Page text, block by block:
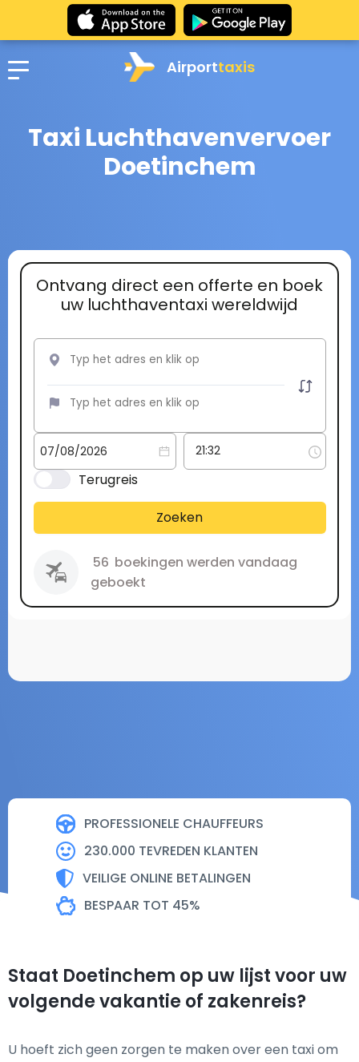
Airporttaxis
Taxi Luchthavenvervoer
Doetinchem
PROFESSIONELE CHAUFFEURS
230.000 TEVREDEN KLANTEN
VEILIGE ONLINE BETALINGEN
BESPAAR TOT 45%
Ontvang direct een offerte en boek
uw luchthaventaxi wereldwijd
Terugreis
Zoeken
56 boekingen werden vandaag
geboekt
Staat Doetinchem op uw lijst voor uw
volgende vakantie of zakenreis?
U hoeft zich geen zorgen te maken over een taxi om